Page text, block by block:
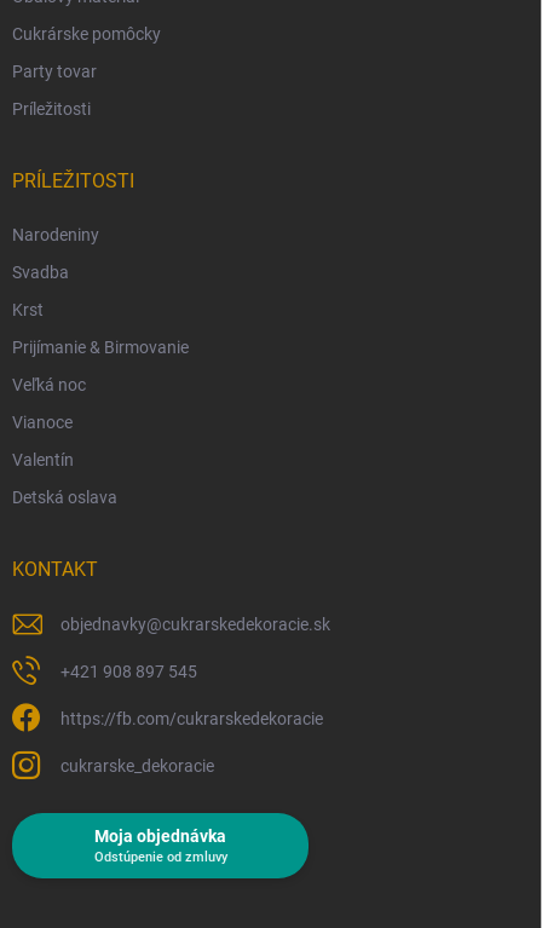
Cukrárske pomôcky
Party tovar
Príležitosti
PRÍLEŽITOSTI
Narodeniny
Svadba
Krst
Prijímanie & Birmovanie
Veľká noc
Vianoce
Valentín
Detská oslava
KONTAKT
objednavky@cukrarskedekoracie.sk
+421 908 897 545
https://fb.com/cukrarskedekoracie
cukrarske_dekoracie
Moja objednávka
Odstúpenie od zmluvy